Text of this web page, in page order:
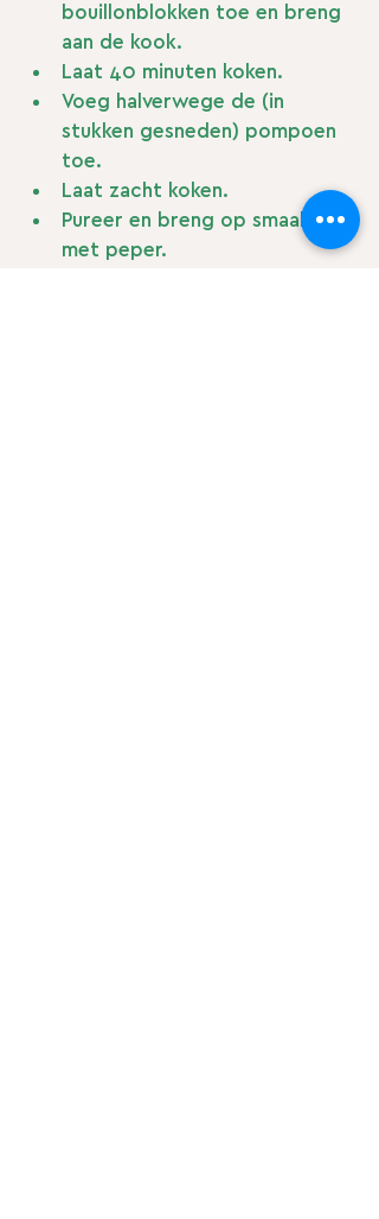
bouillonblokken toe en breng
aan de kook.
Laat 40 minuten koken.
Voeg halverwege de (in
stukken gesneden) pompoen
toe.
Laat zacht koken.
Pureer en breng op smaak
met peper.